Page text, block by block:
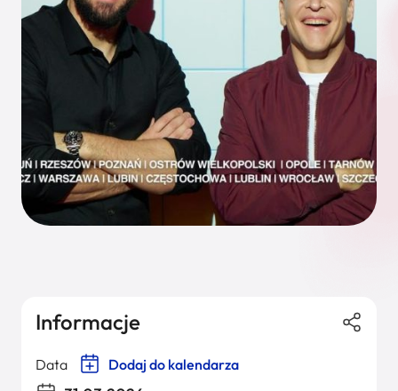
Informacje
Data Dodaj do kalendarza